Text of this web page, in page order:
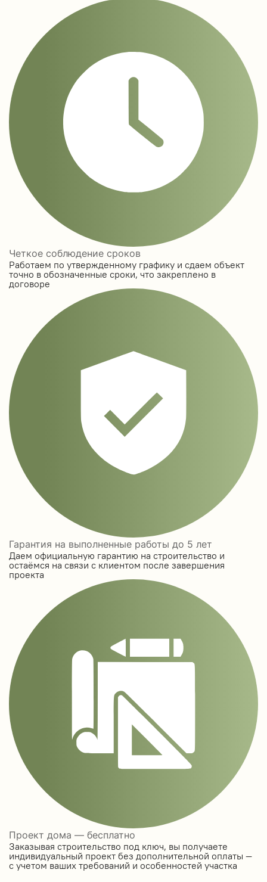
Четкое соблюдение сроков
Работаем по утвержденному графику и сдаем объект
точно в обозначенные сроки, что закреплено в
договоре
Гарантия на выполненные работы до 5 лет
Даем официальную гарантию на строительство и
остаёмся на связи с клиентом после завершения
проекта
Проект дома — бесплатно
Заказывая строительство под ключ, вы получаете
индивидуальный проект без дополнительной оплаты —
с учетом ваших требований и особенностей участка